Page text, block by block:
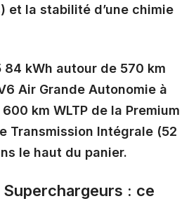
et la stabilité d’une chimie
84 kWh autour de 570 km
Air Grande Autonomie à
600 km WLTP de la Premium
Transmission Intégrale (52
le haut du panier.
: ce